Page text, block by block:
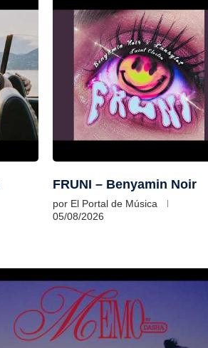
FRUNI – Benyamin Noir
por El Portal de Música
05/08/2026